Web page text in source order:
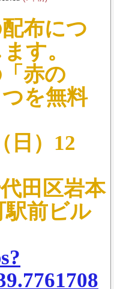
布につ
す。
赤の
を無料
日）12
田区岩本
駅前ビル